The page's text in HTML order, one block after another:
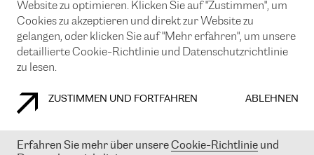
Website zu optimieren. Klicken Sie auf "Zustimmen", um
Cookies zu akzeptieren und direkt zur Website zu
gelangen, oder klicken Sie auf "Mehr erfahren", um unsere
detaillierte Cookie-Richtlinie und Datenschutzrichtlinie
zu lesen.
ZUSTIMMEN UND FORTFAHREN ABLEHNEN
Erfahren Sie mehr über unsere Cookie-Richtlinieund
Mit der Anmeldung für den Erhalt unserer News und Events
stimmen Sie unseren Datenschutzrichtlinien zu. Sie können diesen
Service jederzeit ganz einfach kündigen; klicken Sie einfach auf den
Link unten in der Fußzeile unserer eMails.
© 2003- 2026 RETN GROUP OF COMPANIES. RETN NETWORKS LTD
COOKIE RICHTLINIEN